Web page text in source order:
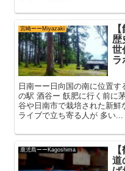
宮崎ーーMiyazaki
歴
世
ラ
日南ーー日向国の南に位置
の駅 酒谷ー 飫肥に行く前に
谷や日南市で栽培された新鮮
ライブで立ち寄る人が 多い...
鹿児島ーーKagoshima
道